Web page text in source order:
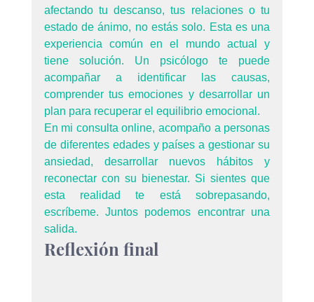
afectando tu descanso, tus relaciones o tu
estado de ánimo, no estás solo. Esta es una
experiencia común en el mundo actual y
tiene solución. Un psicólogo te puede
acompañar a identificar las causas,
comprender tus emociones y desarrollar un
plan para recuperar el equilibrio emocional.
En mi consulta online, acompaño a personas
de diferentes edades y países a gestionar su
ansiedad, desarrollar nuevos hábitos y
reconectar con su bienestar. Si sientes que
esta realidad te está sobrepasando,
escríbeme. Juntos podemos encontrar una
salida.
Reflexión final